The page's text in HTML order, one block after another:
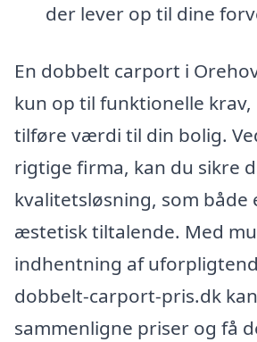
der lever op til dine
En dobbelt carport i
kun op til funktionelle krav,
tilføre værdi til din bolig.
rigtige firma, kan du sikre
kvalitetsløsning, som både
æstetisk tiltalende. Med
indhentning af
dobbelt-carport-pris.dk
sammenligne priser og få